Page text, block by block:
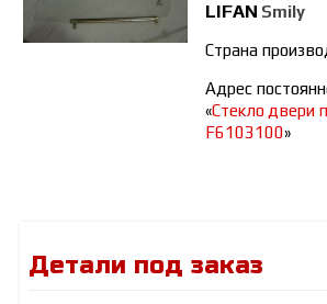
LIFAN Smily
Страна
Адрес
«Стекло двери
F6103100»
Детали под заказ